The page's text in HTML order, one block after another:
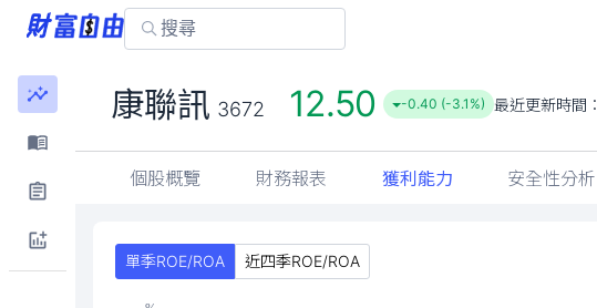
康聯訊 3672 12.50 -0.40 (-3.1%) 最近更新時間：
個股概覽 財務報表 獲利能力 安全性分析
單季ROE/ROA 近四季ROE/ROA